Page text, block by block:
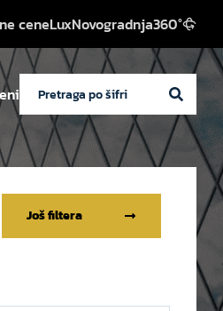
ceneLuxNovogradnja360°
Još filtera